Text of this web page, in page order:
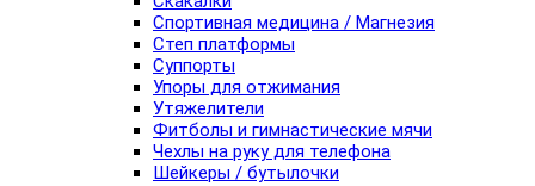
Спортивная медицина / Магнезия
Степ платформы
Суппорты
Упоры для отжимания
Утяжелители
Фитболы и гимнастические мячи
Чехлы на руку для телефона
Шейкеры / бутылочки